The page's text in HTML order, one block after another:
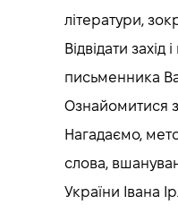
літератури,
Відвідати
письменника
Ознайомитися
Нагадаємо,
слова,
України Івана